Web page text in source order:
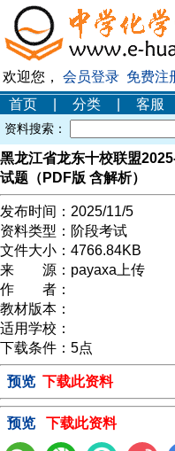
欢迎您， 会员登录 免费注
首页
分类 客服
资料搜索：
黑龙江省龙东十校联盟
试题（PDF版 含解析）
发布时间： 2025/11/5
资料类型： 阶段考试
文件大小： 4766.84KB
来 源： payaxa上传
作 者：
教材版本：
适用学校：
下载条件： 5点
预览 下载此资料
预览 下载此资料